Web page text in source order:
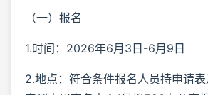
（一）报名
1.时间：2026年6月3日-6月9日
2.地点：符合条件报名人员持申请